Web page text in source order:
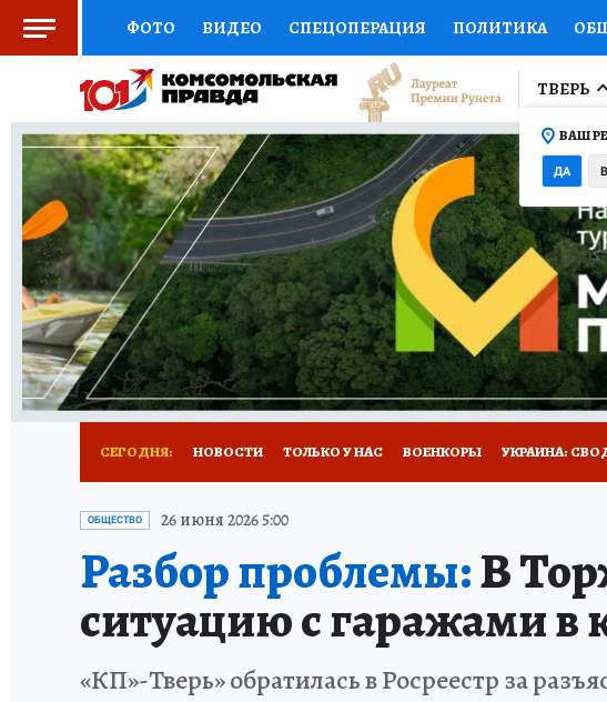
ФОТО ВИДЕО СПЕЦОПЕРАЦИЯ ПОЛИТИКА
СОЦПОДДЕРЖКА НАУКА СПОРТ КОЛУМНИСТЫ
ВЫБОР ЭКСПЕРТОВ ДОКТОР ФИНАНСЫ
КНИЖНАЯ ПОЛКА ПРОГНОЗЫ НА СПОРТ
ПРЕСС-ЦЕНТР НЕДВИЖИМОСТЬ ТЕЛЕВИЗОР
РАДИО КП РЕКЛАМА ТЕСТЫ НОВОЕ НА САЙТЕ
ТВЕРЬ
ВАШ
ДА
СЕГОДНЯ: НОВОСТИ ТОЛЬКО У НАС ВОЕНКОРЫ УКРАИНА:
ИСПЫТАНО НА СЕБЕ
ОБЩЕСТВО 26 июня 2026 5:00
Разбор проблемы:В
ситуацию с гаражами в
«КП»-Тверь» обратилась в Росреестр за